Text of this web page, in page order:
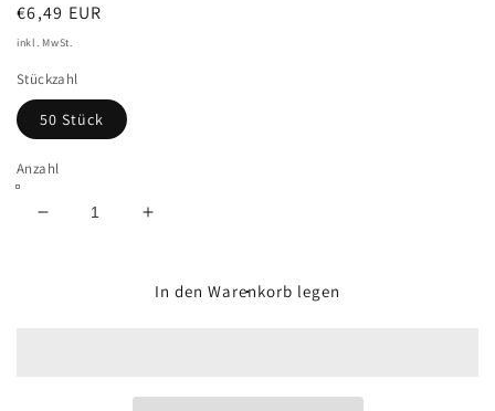
Normaler
Preis
€6,49 EUR
inkl. MwSt.
Stückzahl
50 Stück
Anzahl
Verringere
Erhöhe
für
In den Warenkorb legen